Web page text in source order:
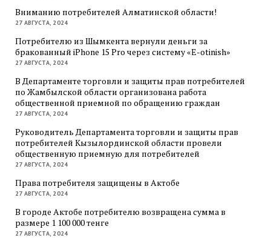
Вниманию потребителей Алматинской области!
27 АВГУСТА, 2024
Потребителю из Шымкента вернули деньги за
бракованный iPhone 15 Pro через систему «E-otinish»
27 АВГУСТА, 2024
В Департаменте торговли и защиты прав потребителей
по Жамбылской области организована работа
общественной приемной по обращению граждан
27 АВГУСТА, 2024
Руководитель Департамента торговли и защиты прав
потребителей Кызылординской области провели
общественную приемную для потребителей
27 АВГУСТА, 2024
Права потребителя защищены в Актобе
27 АВГУСТА, 2024
В городе Актобе потребителю возвращена сумма в
размере 1 100 000 тенге
27 АВГУСТА, 2024